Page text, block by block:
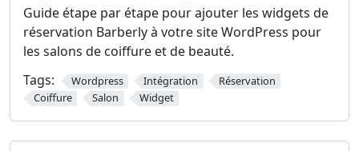
Guide étape par étape pour ajouter les widgets de
réservation Barberly à votre site WordPress pour
les salons de coiffure et de beauté.
Tags:
Wordpress Intégration
Réservation
Coiffure
Salon Widget